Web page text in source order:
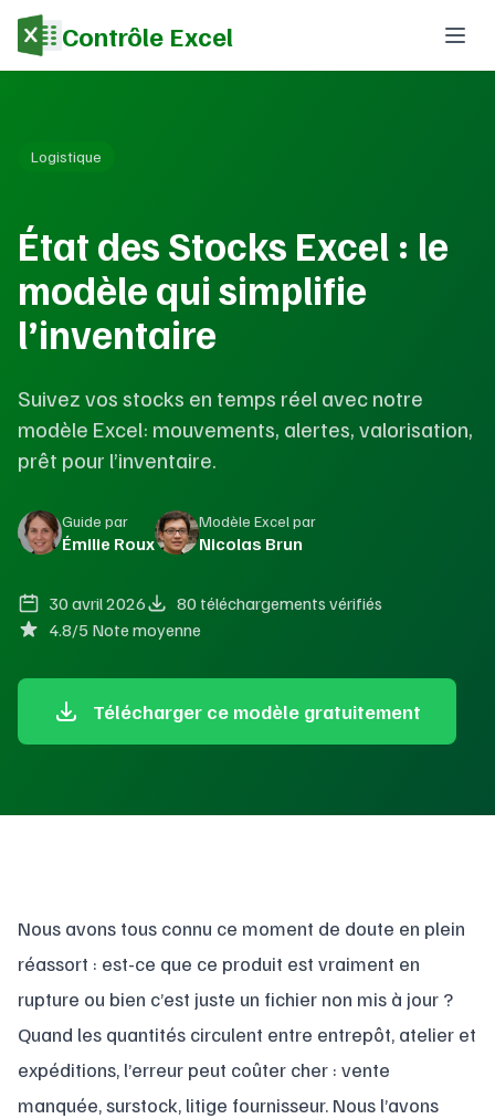
Contrôle Excel
Logistique
État des Stocks Excel : le
modèle qui simplifie
l’inventaire
Suivez vos stocks en temps réel avec notre
modèle Excel: mouvements, alertes, valorisation,
prêt pour l’inventaire.
Guide par
Émilie Roux
Modèle Excel par
Nicolas Brun
30 avril 2026
80 téléchargements vérifiés
4.8/5 Note moyenne
Télécharger ce modèle gratuitement
Nous avons tous connu ce moment de doute en plein
réassort : est-ce que ce produit est vraiment en
rupture ou bien c’est juste un fichier non mis à jour ?
Quand les quantités circulent entre entrepôt, atelier et
expéditions, l’erreur peut coûter cher : vente
manquée, surstock, litige fournisseur. Nous l’avons